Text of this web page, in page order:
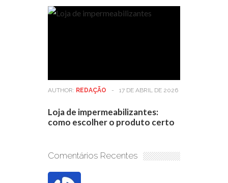
AUTHOR: REDAÇÃO - 17 DE ABRIL DE 2026
Loja de impermeabilizantes:
como escolher o produto certo
Comentários Recentes